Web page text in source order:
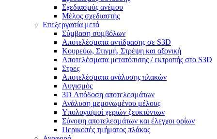
Σχεδιασμός ανέμου
Μέλος σχεδιαστής
Επεξεργασία μετά
Σύμβαση συμβόλων
Αποτελέσματα αντίδρασης σε S3D
Κουρεύω, Στιγμή, Στρέψη και αξονική
Αποτελέσματα μετατόπισης / εκτροπής στο S3D
Στρες
Αποτελέσματα ανάλυσης πλακών
Λυγισμός
3D Απόδοση αποτελεσμάτων
Ανάλυση μεμονωμένου μέλους
Υπολογισμοί χεριών ζευκτόντων
Σύνοψη αποτελεσμάτων και έλεγχοι ορίων
Περικοπές τμήματος πλάκας